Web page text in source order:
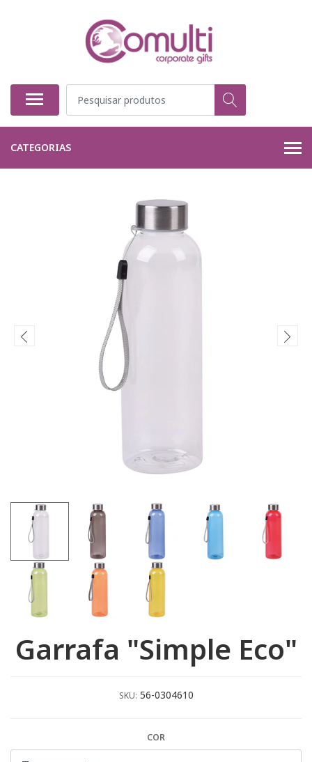
CATEGORIAS
Garrafa "Simple Eco"
SKU: 56-0304610
COR